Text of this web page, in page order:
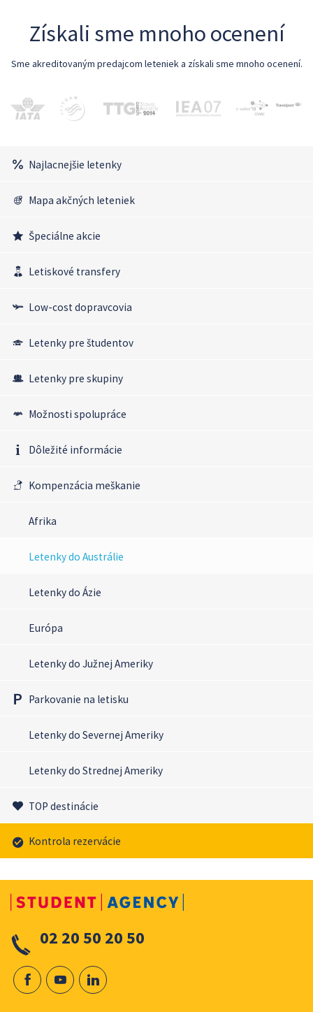
Získali sme mnoho ocenení
Sme akreditovaným predajcom leteniek a získali sme mnoho ocenení.
Najlacnejšie letenky
Mapa akčných leteniek
Špeciálne akcie
Letiskové transfery
Low-cost dopravcovia
Letenky pre študentov
Letenky pre skupiny
Možnosti spolupráce
Dôležité informácie
Kompenzácia meškanie
Afrika
Letenky do Austrálie
Letenky do Ázie
Európa
Letenky do Južnej Ameriky
Parkovanie na letisku
Letenky do Severnej Ameriky
Letenky do Strednej Ameriky
TOP destinácie
Kontrola rezervácie
02 20 50 20 50